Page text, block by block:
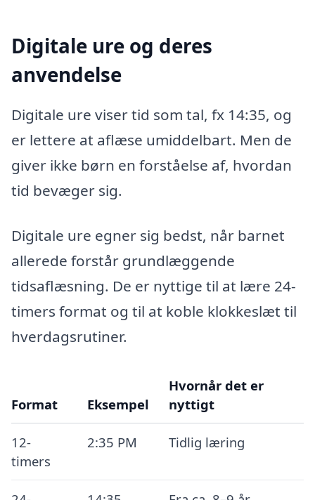
Digitale ure og deres
anvendelse
Digitale ure viser tid som tal, fx 14:35, og
er lettere at aflæse umiddelbart. Men de
giver ikke børn en forståelse af, hvordan
tid bevæger sig.
Digitale ure egner sig bedst, når barnet
allerede forstår grundlæggende
tidsaflæsning. De er nyttige til at lære 24-
timers format og til at koble klokkeslæt til
hverdagsrutiner.
Format Eksempel
Hvornår det er
nyttigt
12-
timers
2:35 PM Tidlig læring